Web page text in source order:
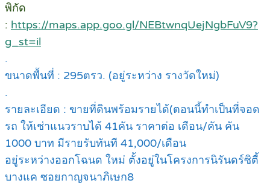
พิกัด
: https://maps.app.goo.gl/NEBtwnqUejNgbFuV9?
g_st=il
.
ขนาดพื้นที่ : 295ตรว. (อยู่ระหว่าง รางวัดใหม่)
.
รายละเอียด : ขายที่ดินพร้อมรายได้(ตอนนี้ทำเป็นที่จอด
รถ ให้เช่าแนวราบได้ 41คัน ราคาต่อ เดือน/คัน คัน
1000 บาท มีรายรับทันที 41,000/เดือน
อยู่ระหว่างออกโฉนด ใหม่ ตั้งอยู่ในโครงการนิรันดร์ซิตี้
บางแค ซอยกาญจนาภิเษก8